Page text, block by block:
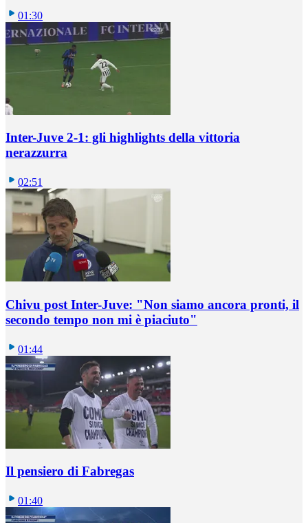
01:30
Inter-Juve 2-1: gli highlights della vittoria
nerazzurra
02:51
Chivu post Inter-Juve: "Non siamo ancora pronti, il
secondo tempo non mi è piaciuto"
01:44
Il pensiero di Fabregas
01:40